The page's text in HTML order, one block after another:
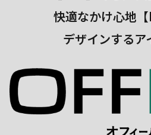
快適なかけ心地
デザインするア